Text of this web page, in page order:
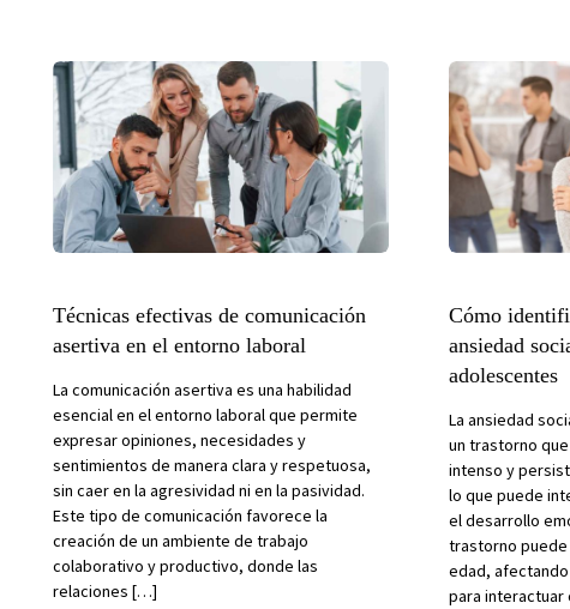
Técnicas efectivas de comunicación
asertiva en el entorno laboral
La comunicación asertiva es una habilidad
esencial en el entorno laboral que permite
expresar opiniones, necesidades y
sentimientos de manera clara y respetuosa,
sin caer en la agresividad ni en la pasividad.
Este tipo de comunicación favorece la
creación de un ambiente de trabajo
colaborativo y productivo, donde las
relaciones […]
Cómo
ansiedad
adolescentes
La ansiedad
un trastorno
intenso y
lo que puede
el desarrollo
trastorno
edad,
para